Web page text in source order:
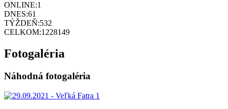
ONLINE:1
DNES:61
TÝŽDEŇ:532
CELKOM:1228149
Fotogaléria
Náhodná fotogaléria